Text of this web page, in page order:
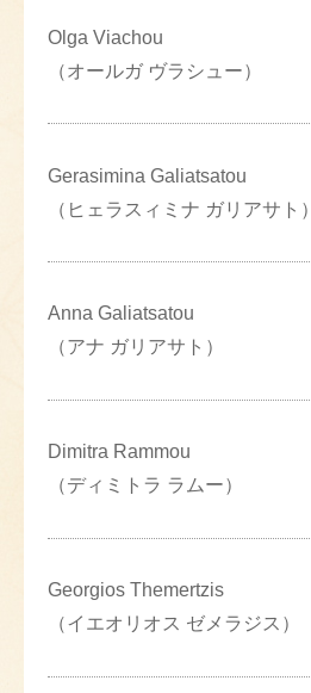
Olga Viachou
（オールガ ヴラシュー）
Gerasimina Galiatsatou
（ヒェラスィミナ ガリアサト）
Anna Galiatsatou
（アナ ガリアサト）
Dimitra Rammou
（ディミトラ ラムー）
Georgios Themertzis
（イエオリオス ゼメラジス）